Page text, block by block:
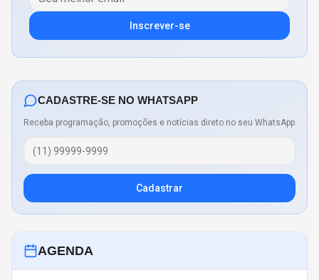
Inscrever-se
CADASTRE-SE NO WHATSAPP
Receba programação, promoções e notícias direto no seu WhatsApp
Cadastrar
AGENDA